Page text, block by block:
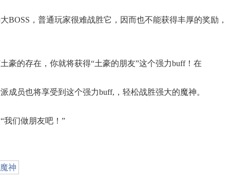
，普通玩家很难战胜它，因而也不能获得丰厚的奖励，
的存在，你就将获得“土豪的朋友”这个强力buff！在
员也将享受到这个强力buff,，轻松战胜强大的魔神。
们做朋友吧！”
神